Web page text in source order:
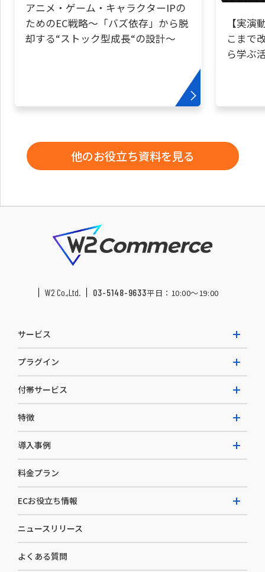
アニメ・ゲーム・キャラクターIPの
ためのEC戦略～「バズ依存」から脱
却する“ストック型成長“の設計～
【実演
こまで
ら学ぶ
他のお役立ち資料を見る
W2 Co.,Ltd. 03-5148-9633平日：10:00〜19:00
サービス
W2 Commerce Repeat
W2 Commerce BtoB
W2 Commerce Asia
プラグイン
AI buddy
付帯サービス
EC運用構築支援・運用支援
カスタマーサクセス
セキュリティ
デザイン制作
コンサルティング
特徴
選ばれる理由
開発体制
導入事例
導入企業一覧
料金プラン
ECお役立ち情報
お役立ち資料
ニュースリリース
よくある質問